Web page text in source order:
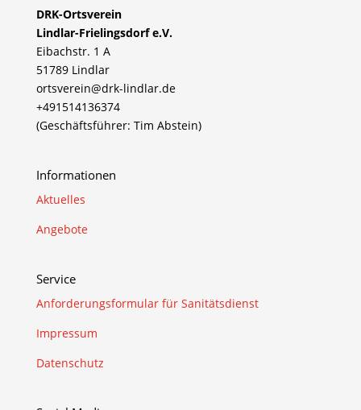
DRK-Ortsverein
Lindlar-Frielingsdorf e.V.
Eibachstr. 1 A
51789 Lindlar
ortsverein@drk-lindlar.de
+491514136374
(Geschäftsführer: Tim Abstein)
Informationen
Aktuelles
Angebote
Service
Anforderungsformular für Sanitätsdienst
Impressum
Datenschutz